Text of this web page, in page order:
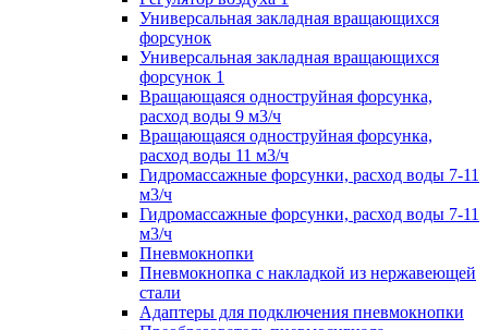
Универсальная закладная вращающихся
форсунок
Универсальная закладная вращающихся
форсунок 1
Вращающаяся одноструйная форсунка,
расход воды 9 м3/ч
Вращающаяся одноструйная форсунка,
расход воды 11 м3/ч
Гидромассажные форсунки, расход воды 7-11
м3/ч
Гидромассажные форсунки, расход воды 7-11
м3/ч
Пневмокнопки
Пневмокнопка с накладкой из нержавеющей
стали
Адаптеры для подключения пневмокнопки